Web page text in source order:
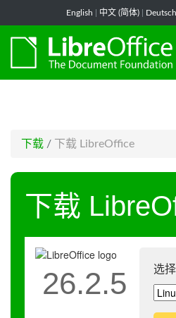
English 中文 (简体) Deutsch
下载 / 下载 LibreOffice
下载
选
26.2.5